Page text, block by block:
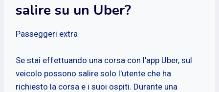
salire su un Uber?
Passeggeri extra
Se stai effettuando una corsa con l'app Uber, sul
veicolo possono salire solo l'utente che ha
richiesto la corsa e i suoi ospiti. Durante una